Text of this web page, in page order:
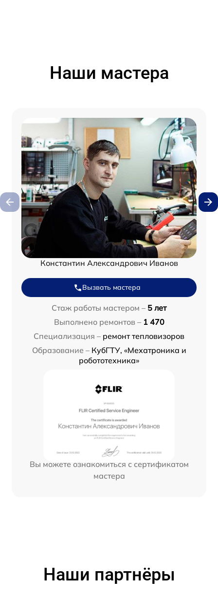
Наши мастера
Константин Александрович Иванов
Вызвать мастера
Стаж работы мастером – 5 лет
Выполнено ремонтов – 1 470
Специализация – ремонт тепловизоров
Образование – КубГТУ, «Мехатроника и
робототехника»
Вы можете ознакомиться с сертификатом
мастера
Наши партнёры